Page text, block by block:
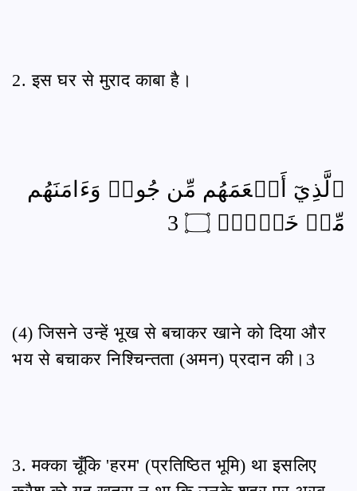
2. इस घर से मुराद काबा है।
ٱلَّذِيٓ أَطۡعَمَهُم مِّن جُوعٖ وَءَامَنَهُم
مِّنۡ خَوۡفِۭ ۝ 3
(4) जिसने उन्हें भूख से बचाकर खाने को दिया और
भय से बचाकर निश्चिन्तता (अमन) प्रदान की।3
3. मक्का चूँकि 'हरम' (प्रतिष्ठित भूमि) था इसलिए